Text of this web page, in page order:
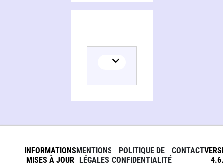
INFORMATIONS
MISES À JOUR
MENTIONS
LÉGALES
POLITIQUE DE
CONFIDENTIALITÉ
CONTACT